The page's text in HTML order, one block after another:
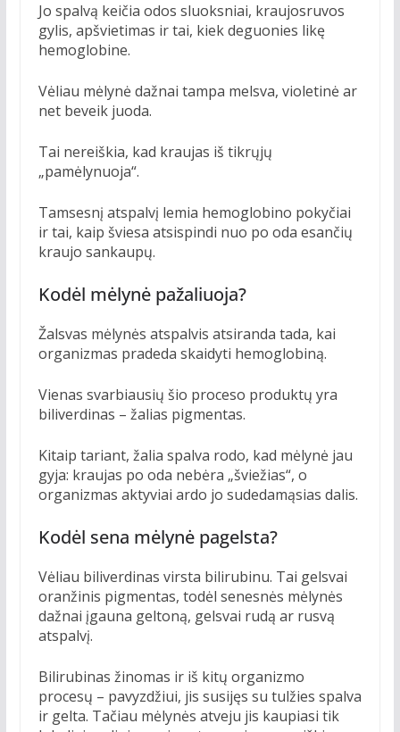
Jo spalvą keičia odos sluoksniai, kraujosruvos
gylis, apšvietimas ir tai, kiek deguonies likę
hemoglobine.
Vėliau mėlynė dažnai tampa melsva, violetinė ar
net beveik juoda.
Tai nereiškia, kad kraujas iš tikrųjų
„pamėlynuoja“.
Tamsesnį atspalvį lemia hemoglobino pokyčiai
ir tai, kaip šviesa atsispindi nuo po oda esančių
kraujo sankaupų.
Kodėl mėlynė pažaliuoja?
Žalsvas mėlynės atspalvis atsiranda tada, kai
organizmas pradeda skaidyti hemoglobiną.
Vienas svarbiausių šio proceso produktų yra
biliverdinas – žalias pigmentas.
Kitaip tariant, žalia spalva rodo, kad mėlynė jau
gyja: kraujas po oda nebėra „šviežias“, o
organizmas aktyviai ardo jo sudedamąsias dalis.
Kodėl sena mėlynė pagelsta?
Vėliau biliverdinas virsta bilirubinu. Tai gelsvai
oranžinis pigmentas, todėl senesnės mėlynės
dažnai įgauna geltoną, gelsvai rudą ar rusvą
atspalvį.
Bilirubinas žinomas ir iš kitų organizmo
procesų – pavyzdžiui, jis susijęs su tulžies spalva
ir gelta. Tačiau mėlynės atveju jis kaupiasi tik